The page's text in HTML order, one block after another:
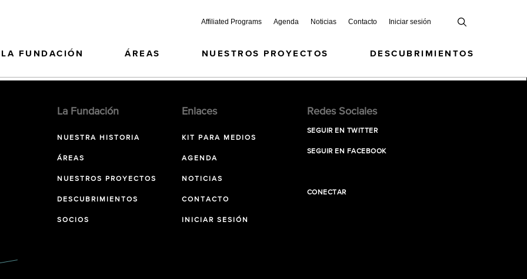
Affiliated Programs Agenda Noticias Contacto Iniciar sesión
LA FUNDACIÓN ÁREAS NUESTROS PROYECTOS DESCUBRIMIENTOS
La Fundación
NUESTRA HISTORIA
ÁREAS
NUESTROS PROYECTOS
DESCUBRIMIENTOS
SOCIOS
Enlaces
KIT PARA MEDIOS
AGENDA
NOTICIAS
CONTACTO
INICIAR SESIÓN
Redes Sociales
SEGUIR EN TWITTER
SEGUIR EN FACEBOOK
CONECTAR